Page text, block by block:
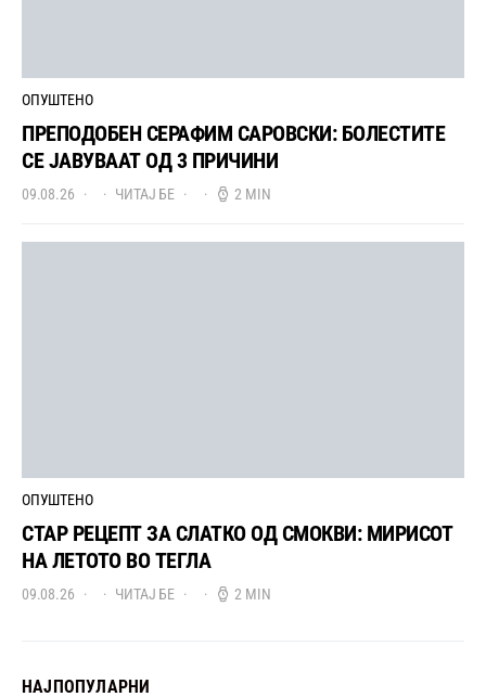
ОПУШТЕНО
ПРЕПОДОБЕН СЕРАФИМ САРОВСКИ: БОЛЕСТИТЕ
СЕ ЈАВУВААТ ОД 3 ПРИЧИНИ
09.08.26 ЧИТАЈ БЕ 2 MIN
ОПУШТЕНО
СТАР РЕЦЕПТ ЗА СЛАТКО ОД СМОКВИ: МИРИСОТ
НА ЛЕТОТО ВО ТЕГЛА
09.08.26 ЧИТАЈ БЕ 2 MIN
НАЈПОПУЛАРНИ